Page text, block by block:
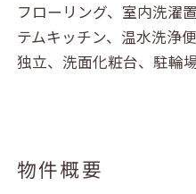
フローリング、室内洗濯
テムキッチン、温水洗浄
独立、洗面化粧台、駐輪
物件概要